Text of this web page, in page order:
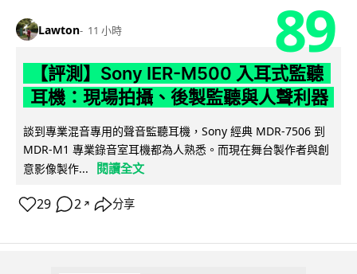
Lawton 11 小時 89
【評測】Sony IER-M500 入耳式監聽
耳機：現場拍攝、後製監聽與人聲利器
談到專業混音專用的聲音監聽耳機，Sony 經典 MDR-7506 到
MDR-M1 專業錄音室耳機都為人熟悉。而現在舞台製作者與創
意影像製作...
閱讀全文
29 2 ↗ 分享